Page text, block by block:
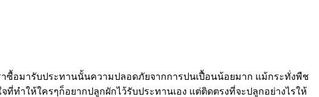
อมารับประทานนั้นความปลอดภัยจากการปนเปื้อนน้อยมาก แม้กระทั่งพืช
ทำให้ใครๆก็อยากปลูกผักไว้รับประทานเอง แต่ติดตรงที่จะปลูกอย่างไรให้